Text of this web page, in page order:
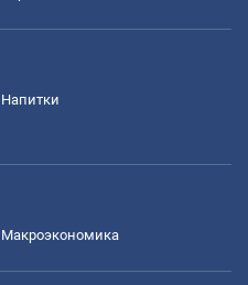
Напитки
Mакроэкономика